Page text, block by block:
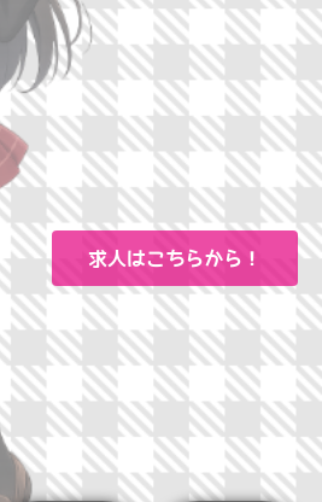
求人はこちらから！